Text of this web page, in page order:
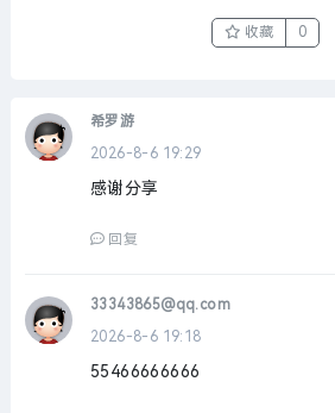
收藏 0
希罗游
2026-8-6 19:29
感谢分享
回复
33343865@qq.com
2026-8-6 19:18
55466666666